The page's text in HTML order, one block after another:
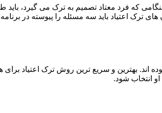
که فرد معتاد تصمیم به ترک می گیرد،
ترک اعتیاد باید سه مسئله را پیوسته در
بهترین و سریع ترین روش ترک اعتیاد
انتخاب شود.